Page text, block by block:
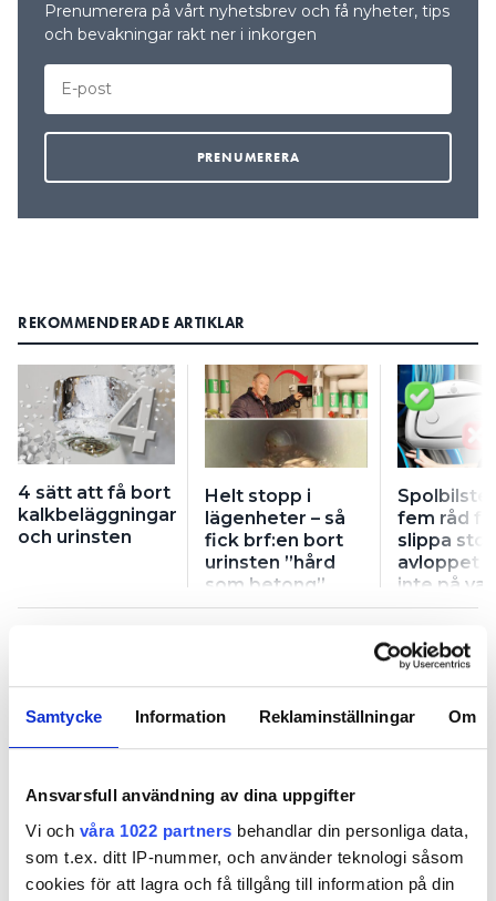
Samtycke Information Reklaminställningar Om
Ansvarsfull användning av dina uppgifter
Vi och våra 1022 partners behandlar din personliga data,
som t.ex. ditt IP-nummer, och använder teknologi såsom
cookies för att lagra och få tillgång till information på din
Prenumerera på vårt nyhetsbrev och få nyheter, tips
och bevakningar rakt ner i inkorgen
REKOMMENDERADE ARTIKLAR
4 sätt att få bort
kalkbeläggningar
och urinsten
Helt stopp i
lägenheter – så
fick brf:en bort
urinsten ”hård
som betong”
fem råd
slippa
avloppet –
inte på
4 sätt att få bort
kalkbeläggningar och urinsten
PUBLICERAD12 JAN 2026, 05:00| UPPDATERAD9 JAN 2026